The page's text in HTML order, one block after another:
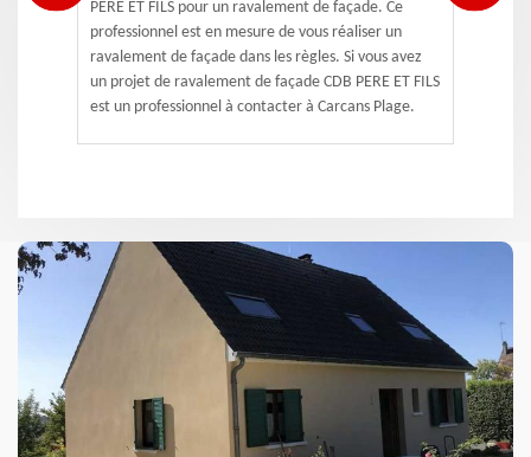
PERE ET FILS pour un ravalement de façade. Ce
professionnel est en mesure de vous réaliser un
ravalement de façade dans les règles. Si vous avez
un projet de ravalement de façade CDB PERE ET FILS
est un professionnel à contacter à Carcans Plage.